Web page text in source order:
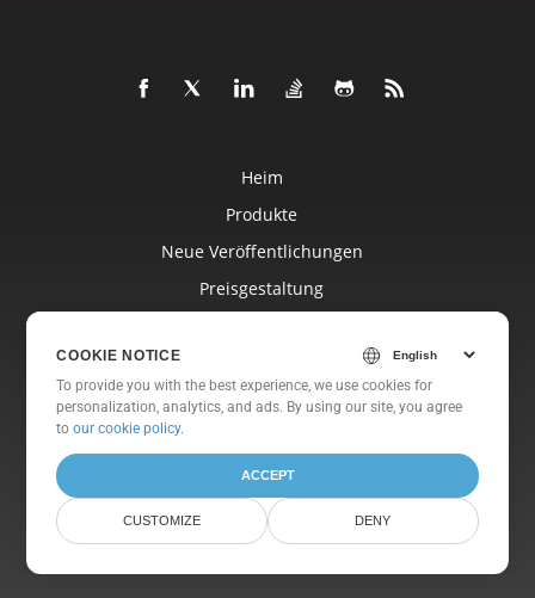
Heim
Produkte
Neue Veröffentlichungen
Preisgestaltung
Kostenlose Beratung
Websites
Um
COOKIE NOTICE
To provide you with the best experience, we use cookies for
personalization, analytics, and ads. By using our site, you agree
toour cookie policy.
ACCEPT
CUSTOMIZE DENY